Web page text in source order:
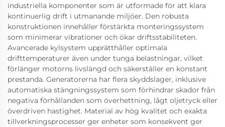
industriella komponenter som är utformade för att klara
kontinuerlig drift i utmanande miljöer. Den robusta
konstruktionen innehåller förstärkta monteringssystem
som minimerar vibrationer och ökar driftsstabiliteten.
Avancerade kylsystem upprätthåller optimala
drifttemperaturer även under tunga belastningar, vilket
förlänger motorns livslängd och säkerställer en konstant
prestanda. Generatorerna har flera skyddslager, inklusive
automatiska stängningssystem som förhindrar skador från
negativa förhållanden som överhettning, lågt oljetryck eller
överdriven hastighet. Material av hög kvalitet och exakta
tillverkningsprocesser ger enheter som konsekvent ger